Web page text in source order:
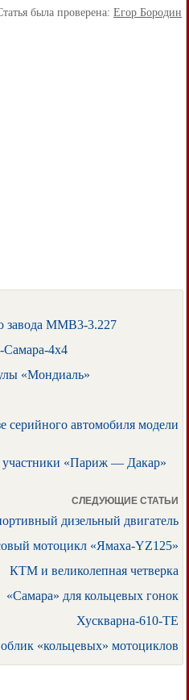
была проверена: Егор Бородин
MMB3-3.227
Самара-4х4
«Мондиаль»
серийного автомобиля модели
участники «Париж — Дакар»
СЛЕДУЮЩИЕ СТАТЬИ
дизельный двигатель
мотоцикл «Ямаха-YZ125»
КТМ и великолепная четверка
«Самара» для кольцевых гонок
Хускварна-610-ТЕ
«кольцевых» мотоциклов